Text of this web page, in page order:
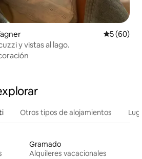
5 (60)
y vistas al lago.
Otros tipos de alojamientos
Gramado
Alquileres vacacionales